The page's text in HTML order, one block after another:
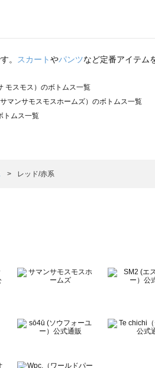
。 スカートやパンツなど定番アイテム
モスモス）のボトムス一覧
マンサモスモスホームズ）のボトムス一覧
トムス一覧
（ツハルバイサマンサモスモス）のボトムス
マンサモスモス ラーゴム）のボトムス一覧
ズブルー）のボトムス一覧
）のボトムス一覧
レッド/赤系